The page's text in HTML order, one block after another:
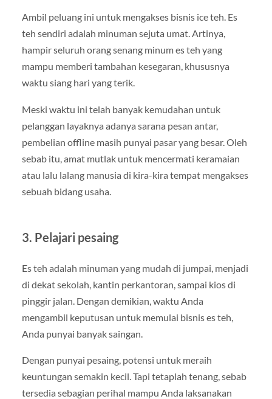
Ambil peluang ini untuk mengakses bisnis ice teh. Es
teh sendiri adalah minuman sejuta umat. Artinya,
hampir seluruh orang senang minum es teh yang
mampu memberi tambahan kesegaran, khususnya
waktu siang hari yang terik.
Meski waktu ini telah banyak kemudahan untuk
pelanggan layaknya adanya sarana pesan antar,
pembelian offline masih punyai pasar yang besar. Oleh
sebab itu, amat mutlak untuk mencermati keramaian
atau lalu lalang manusia di kira-kira tempat mengakses
sebuah bidang usaha.
3. Pelajari pesaing
Es teh adalah minuman yang mudah di jumpai, menjadi
di dekat sekolah, kantin perkantoran, sampai kios di
pinggir jalan. Dengan demikian, waktu Anda
mengambil keputusan untuk memulai bisnis es teh,
Anda punyai banyak saingan.
Dengan punyai pesaing, potensi untuk meraih
keuntungan semakin kecil. Tapi tetaplah tenang, sebab
tersedia sebagian perihal mampu Anda laksanakan